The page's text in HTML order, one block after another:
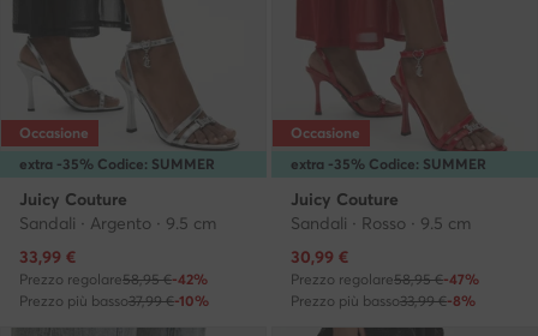
extra -35% Codice: SUMMER
Occasione
Juicy Couture
Sandali · Argento · 9.5 cm
Prezzo attuale
33,99 €
Prezzo regolare58,95 €-42%
Prezzo più basso37,99 €-10%
extra -35% Codice: SUMMER
Occasione
Juicy Couture
Sandali · Rosso · 9.5 cm
Prezzo attuale
30,99 €
Prezzo regolare58,95 €-47%
Prezzo più basso33,99 €-8%